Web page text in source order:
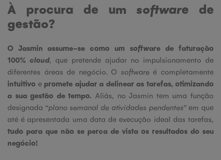
À procura de um software de
gestão?
O Jasmin assume-se como um software de faturação
100% cloud, que pretende ajudar no impulsionamento de
diferentes áreas de negócio. O softwareé completamente
intuitivo e promete ajudar a delinear as tarefas, otimizando
a sua gestão de tempo. Aliás, no Jasmin tem uma função
designada “plano semanal de atividades pendentes” em que
até é apresentada uma data de execução ideal das tarefas,
tudo para que não se perca de vista os resultados do seu
negócio!